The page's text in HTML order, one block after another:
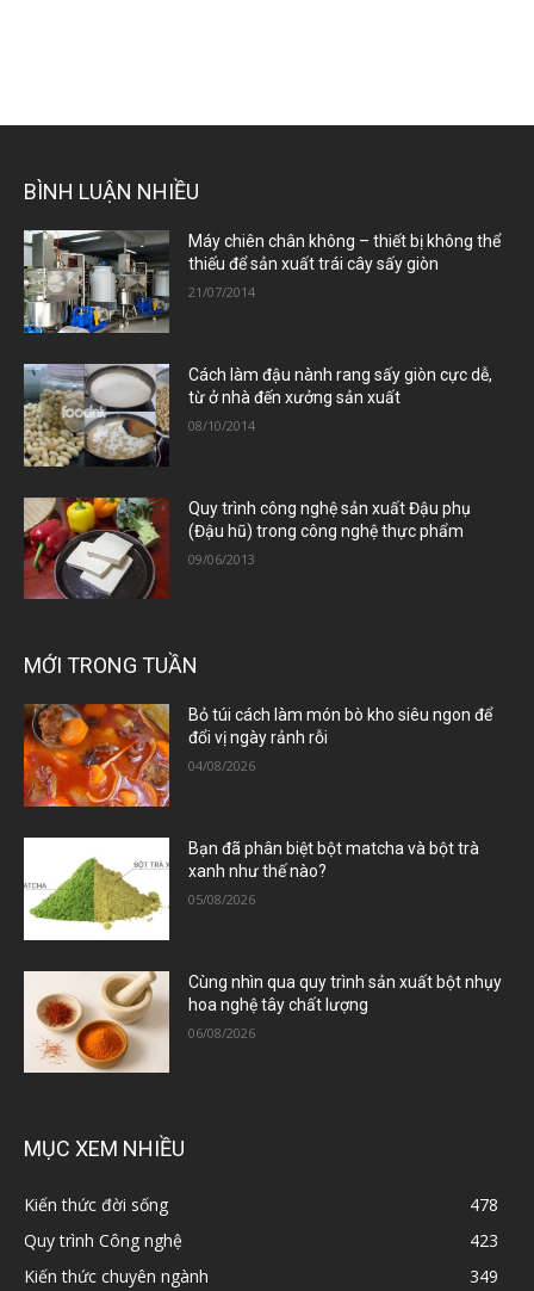
BÌNH LUẬN NHIỀU
Máy chiên chân không – thiết bị không thể
thiếu để sản xuất trái cây sấy giòn
21/07/2014
Cách làm đậu nành rang sấy giòn cực dễ,
từ ở nhà đến xưởng sản xuất
08/10/2014
Quy trình công nghệ sản xuất Đậu phụ
(Đậu hũ) trong công nghệ thực phẩm
09/06/2013
MỚI TRONG TUẦN
Bỏ túi cách làm món bò kho siêu ngon để
đổi vị ngày rảnh rỗi
04/08/2026
Bạn đã phân biệt bột matcha và bột trà
xanh như thế nào?
05/08/2026
Cùng nhìn qua quy trình sản xuất bột nhụy
hoa nghệ tây chất lượng
06/08/2026
MỤC XEM NHIỀU
Kiến thức đời sống
478
Quy trình Công nghệ
423
Kiến thức chuyên ngành
349